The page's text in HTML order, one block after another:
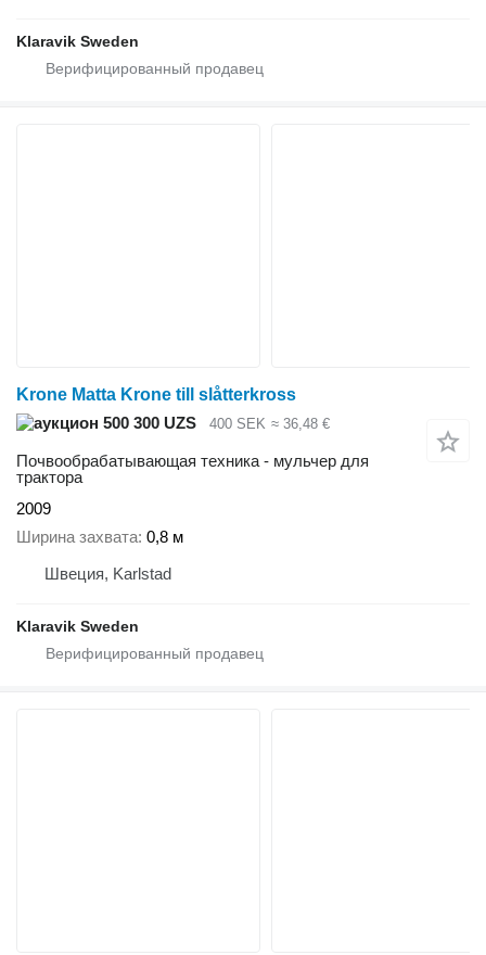
Klaravik Sweden
Krone Matta Krone till slåtterkross
500 300 UZS
400 SEK ≈ 36,48 €
Почвообрабатывающая техника - мульчер для
трактора
2009
Ширина захвата 0,8 м
Швеция, Karlstad
Klaravik Sweden